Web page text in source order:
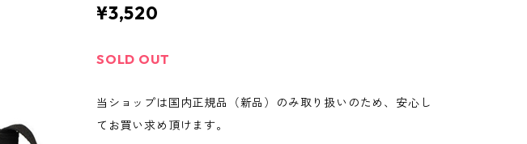
¥3,520
SOLD OUT
当ショップは国内正規品（新品）のみ取り扱いのため、安心し
てお買い求め頂けます。